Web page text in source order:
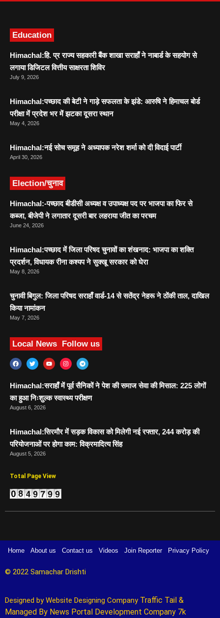
Education
Himachal:हि. प्र राज्य सहकारी बैंक शाखा सराहाँ ने नाबार्ड के सहयोग से
लगाया डिजिटल वित्तीय साक्षरता शिविर
July 9, 2026
Himachal:पच्छाद की बेटी ने गाड़े सफलता के झंडे: आरुषि ने हिमाचल बोर्ड
परीक्षा में प्रदेश भर में झटका दूसरा स्थान
May 4, 2026
Himachal:नई सोच समूह ने अध्यापक नरेश शर्मा को दी विदाई पार्टी
April 30, 2026
Election/चुनाव
Himachal:-पच्छाद बीडीसी अध्यक्ष व उपाध्यक्ष पद पर भाजपा का फिर से
कब्जा, बीजेपी ने लगातार दूसरी बार लहराया जीत का परचम
June 24, 2026
Himachal:पच्छाद में जिला परिषद चुनावों का शंखनाद: भाजपा का शक्ति
प्रदर्शन, विधायक रीना कश्यप ने सुक्खू सरकार को घेरा
May 8, 2026
चुनावी बिगुल: जिला परिषद सराहाँ वार्ड-14 से सतेंद्र नेहरू ने ठोंकी ताल, दाखिल
किया नामांकन
May 7, 2026
Local News Follow us
Himachal:सराहाँ में पूर्व सैनिकों ने पेश की समाज सेवा की मिसाल: 225 लोगों
का हुआ निःशुल्क स्वास्थ्य परीक्षण
August 6, 2026
Himachal:सिरमौर में सड़क विकास को मिलेगी नई रफ्तार, 244 करोड़ की
परियोजनाओं पर होगा काम: विक्रमादित्य सिंह
August 5, 2026
Total Page View
Home About us Contact us Videos Join Reporter Privacy Policy
© 2022 Samachar Drishti
Designed by Website Designing Company Traffic Tail &
Managed By News Portal Development Company 7k